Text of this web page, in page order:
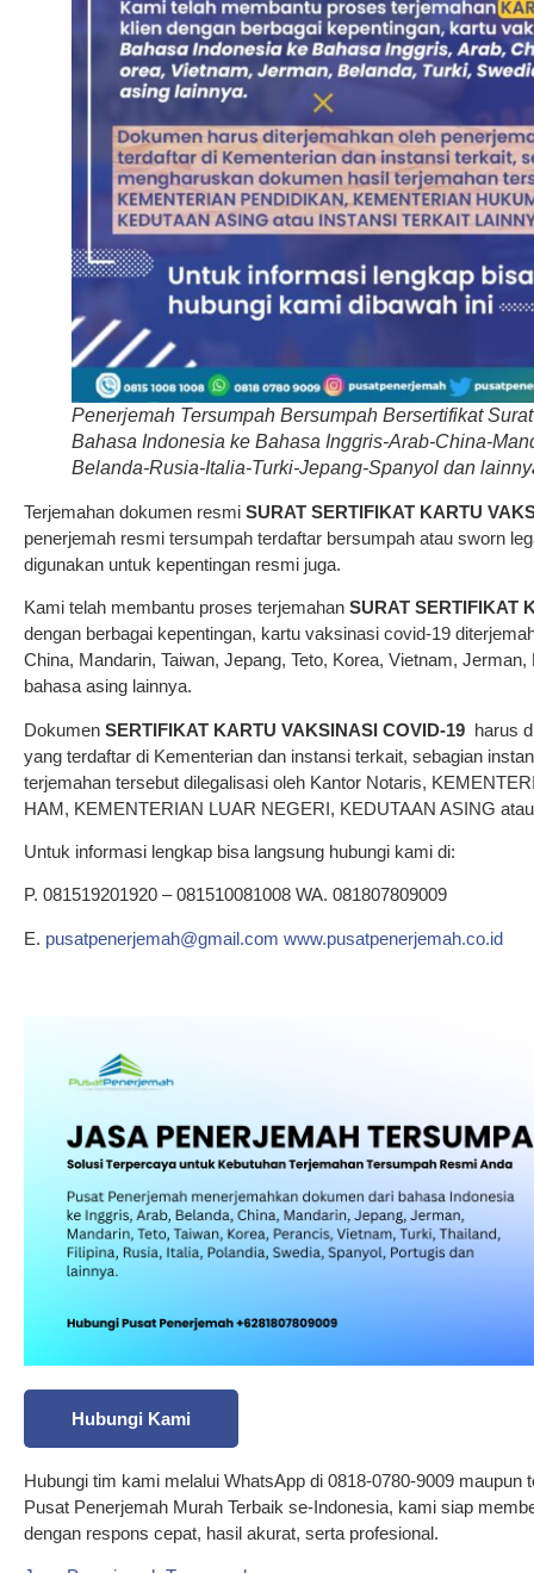
Penerjemah Tersumpah Bersumpah Bersertifikat
Bahasa Indonesia ke Bahasa Inggris-Arab-China-
Belanda-Rusia-Italia-Turki-Jepang-Spanyol dan
Terjemahan dokumen resmi SURAT SERTIFIKAT KARTU
penerjemah resmi tersumpah terdaftar bersumpah atau sworn
digunakan untuk kepentingan resmi juga.
Kami telah membantu proses terjemahan SURAT SERTIFIKAT
dengan berbagai kepentingan, kartu vaksinasi covid-19
China, Mandarin, Taiwan, Jepang, Teto, Korea, Vietnam,
bahasa asing lainnya.
Dokumen SERTIFIKAT KARTU VAKSINASI COVID-19 harus
yang terdaftar di Kementerian dan instansi terkait, sebagian
terjemahan tersebut dilegalisasi oleh Kantor Notaris,
HAM, KEMENTERIAN LUAR NEGERI, KEDUTAAN ASING
Untuk informasi lengkap bisa langsung hubungi kami di:
P. 081519201920 – 081510081008 WA. 081807809009
E. pusatpenerjemah@gmail.com www.pusatpenerjemah.co.id
Hubungi Kami
Hubungi tim kami melalui WhatsApp di 0818-0780-9009 maupun
Pusat Penerjemah Murah Terbaik se-Indonesia, kami siap
dengan respons cepat, hasil akurat, serta profesional.